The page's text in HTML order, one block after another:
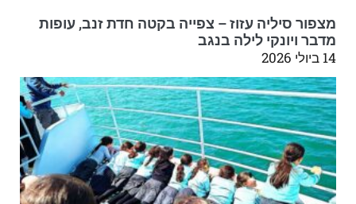
מצפור סיליה עזוז – צפייה בקטה חדת זנב, עופות
מדבר ויונקי לילה בנגב
14 ביולי 2026